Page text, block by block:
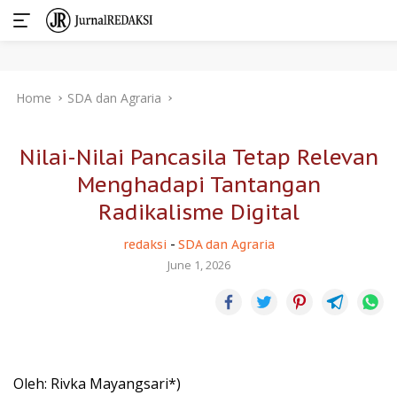
Home SDA dan Agraria
Nilai-Nilai Pancasila Tetap Relevan
Menghadapi Tantangan
Radikalisme Digital
redaksi - SDA dan Agraria
June 1, 2026
Oleh: Rivka Mayangsari*)